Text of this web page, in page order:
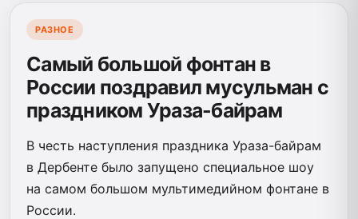
РАЗНОЕ
Самый большой фонтан в
России поздравил мусульман с
праздником Ураза-байрам
В честь наступления праздника Ураза-байрам
в Дербенте было запущено специальное шоу
на самом большом мультимедийном фонтане в
России.